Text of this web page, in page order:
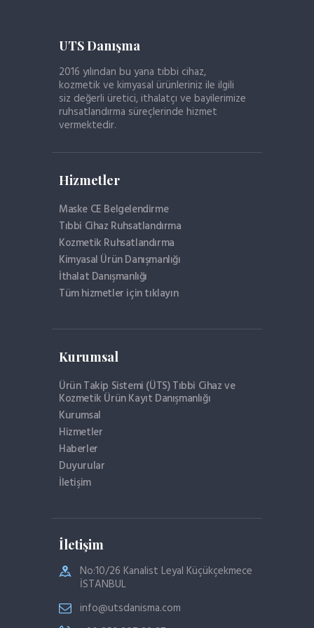
UTS Danışma
2016 yılından bu yana tıbbi cihaz,
kozmetik ve kimyasal ürünleriniz ile ilgili
siz değerli üretici, ithalatçı ve bayilerimize
ruhsatlandırma süreçlerinde hizmet
vermektedir.
Hizmetler
Maske CE Belgelendirme
Tıbbi Cihaz Ruhsatlandırma
Kozmetik Ruhsatlandırma
Kimyasal Ürün Danışmanlığı
İthalat Danışmanlığı
Tüm hizmetler için tıklayın
Kurumsal
Ürün Takip Sistemi (ÜTS) Tıbbi Cihaz ve
Kozmetik Ürün Kayıt Danışmanlığı
Kurumsal
Hizmetler
Haberler
Duyurular
İletişim
İletişim
No:10/26 Kanalist Leyal Küçükçekmece
İSTANBUL
info@utsdanisma.com